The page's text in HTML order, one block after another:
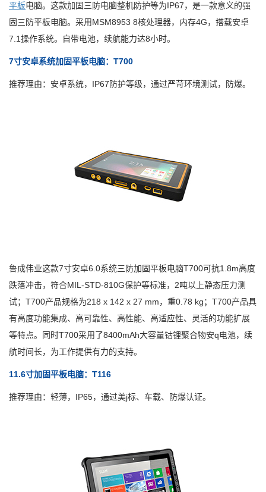
平板电脑。这款加固三防电脑整机防护等为IP67，是一款意义的强
固三防平板电脑。采用MSM8953 8核处理器，内存4G，搭载安卓
7.1操作系统。自带电池，续航能力达8小时。
7寸安卓系统加固平板电脑：T700
推荐理由：安卓系统，IP67防护等级，通过严苛环境测试，防爆。
鲁成伟业这款7寸安卓6.0系统三防加固平板电脑T700可抗1.8m高度
跌落冲击，符合MIL-STD-810G保护等标准，2吨以上静态压力测
试；T700产品规格为218 x 142 x 27 mm，重0.78 kg；T700产品具
有高度功能集成、高可靠性、高性能、高适应性、灵活的功能扩展
等特点。同时T700采用了8400mAh大容量钴锂聚合物安q电池，续
航时间长，为工作提供有力的支持。
11.6寸加固平板电脑：T116
推荐理由：轻薄，IP65，通过美j标、车载、防爆认证。